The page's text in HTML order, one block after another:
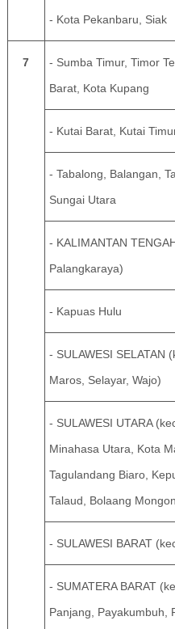
- Kota Pekanbaru, Siak
7
- Sumba Timur, Timor
Barat, Kota Kupang
- Kutai Barat, Kutai
- Tabalong, Balangan,
Sungai Utara
- KALIMANTAN
Palangkaraya)
- Kapuas Hulu
- SULAWESI SELATAN
Maros, Selayar, Wajo)
- SULAWESI UTARA
Minahasa Utara, Kota
Tagulandang Biaro,
Talaud, Bolaang
- SULAWESI BARAT
- SUMATERA BARAT
Panjang, Payakumbuh,